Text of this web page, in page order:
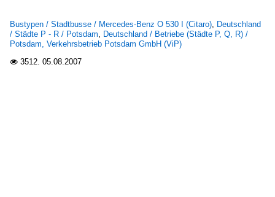
Bustypen / Stadtbusse / Mercedes-Benz O 530 I (Citaro), Deutschland
/ Städte P - R / Potsdam, Deutschland / Betriebe (Städte P, Q, R) /
Potsdam, Verkehrsbetrieb Potsdam GmbH (ViP)
 3512. 05.08.2007